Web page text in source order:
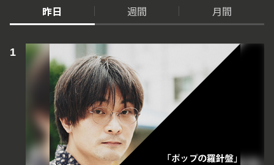
昨日 週間 月間